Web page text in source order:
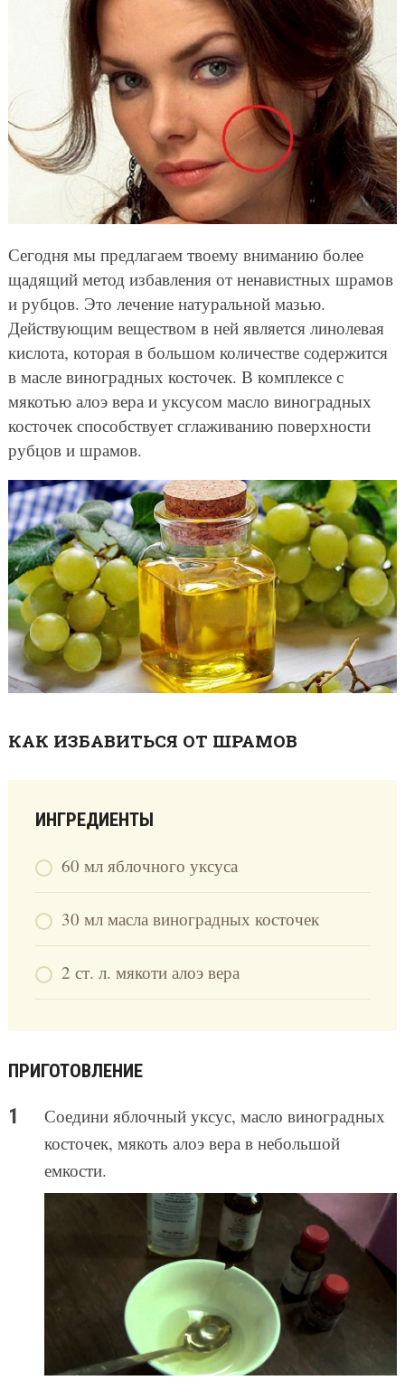
Сегодня мы предлагаем твоему вниманию более
щадящий метод избавления от ненавистных шрамов
и рубцов. Это лечение натуральной мазью.
Действующим веществом в ней является линолевая
кислота, которая в большом количестве содержится
в масле виноградных косточек. В комплексе с
мякотью алоэ вера и уксусом масло виноградных
косточек способствует сглаживанию поверхности
рубцов и шрамов.
КАК ИЗБАВИТЬСЯ ОТ ШРАМОВ
ИНГРЕДИЕНТЫ
60 мл яблочного уксуса
30 мл масла виноградных косточек
2 ст. л. мякоти алоэ вера
ПРИГОТОВЛЕНИЕ
Соедини яблочный уксус, масло виноградных
косточек, мякоть алоэ вера в небольшой
емкости.